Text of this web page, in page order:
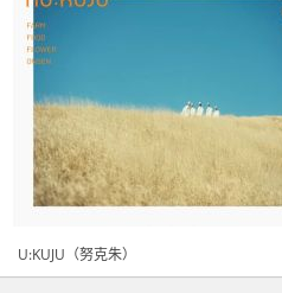
U:KUJU（努克朱）